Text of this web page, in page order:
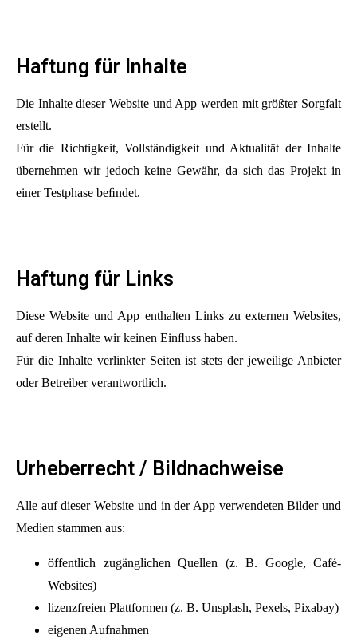
Haftung für Inhalte
Die Inhalte dieser Website und App werden mit größter Sorgfalt
erstellt.
Für die Richtigkeit, Vollständigkeit und Aktualität der Inhalte
übernehmen wir jedoch keine Gewähr, da sich das Projekt in
einer Testphase beﬁndet.
Haftung für Links
Diese Website und App enthalten Links zu externen Websites,
auf deren Inhalte wir keinen Einﬂuss haben.
Für die Inhalte verlinkter Seiten ist stets der jeweilige Anbieter
oder Betreiber verantwortlich.
Urheberrecht / Bildnachweise
Alle auf dieser Website und in der App verwendeten Bilder und
Medien stammen aus:
öffentlich zugänglichen Quellen (z. B. Google, Café-
Websites)
lizenzfreien Plattformen (z. B. Unsplash, Pexels, Pixabay)
eigenen Aufnahmen